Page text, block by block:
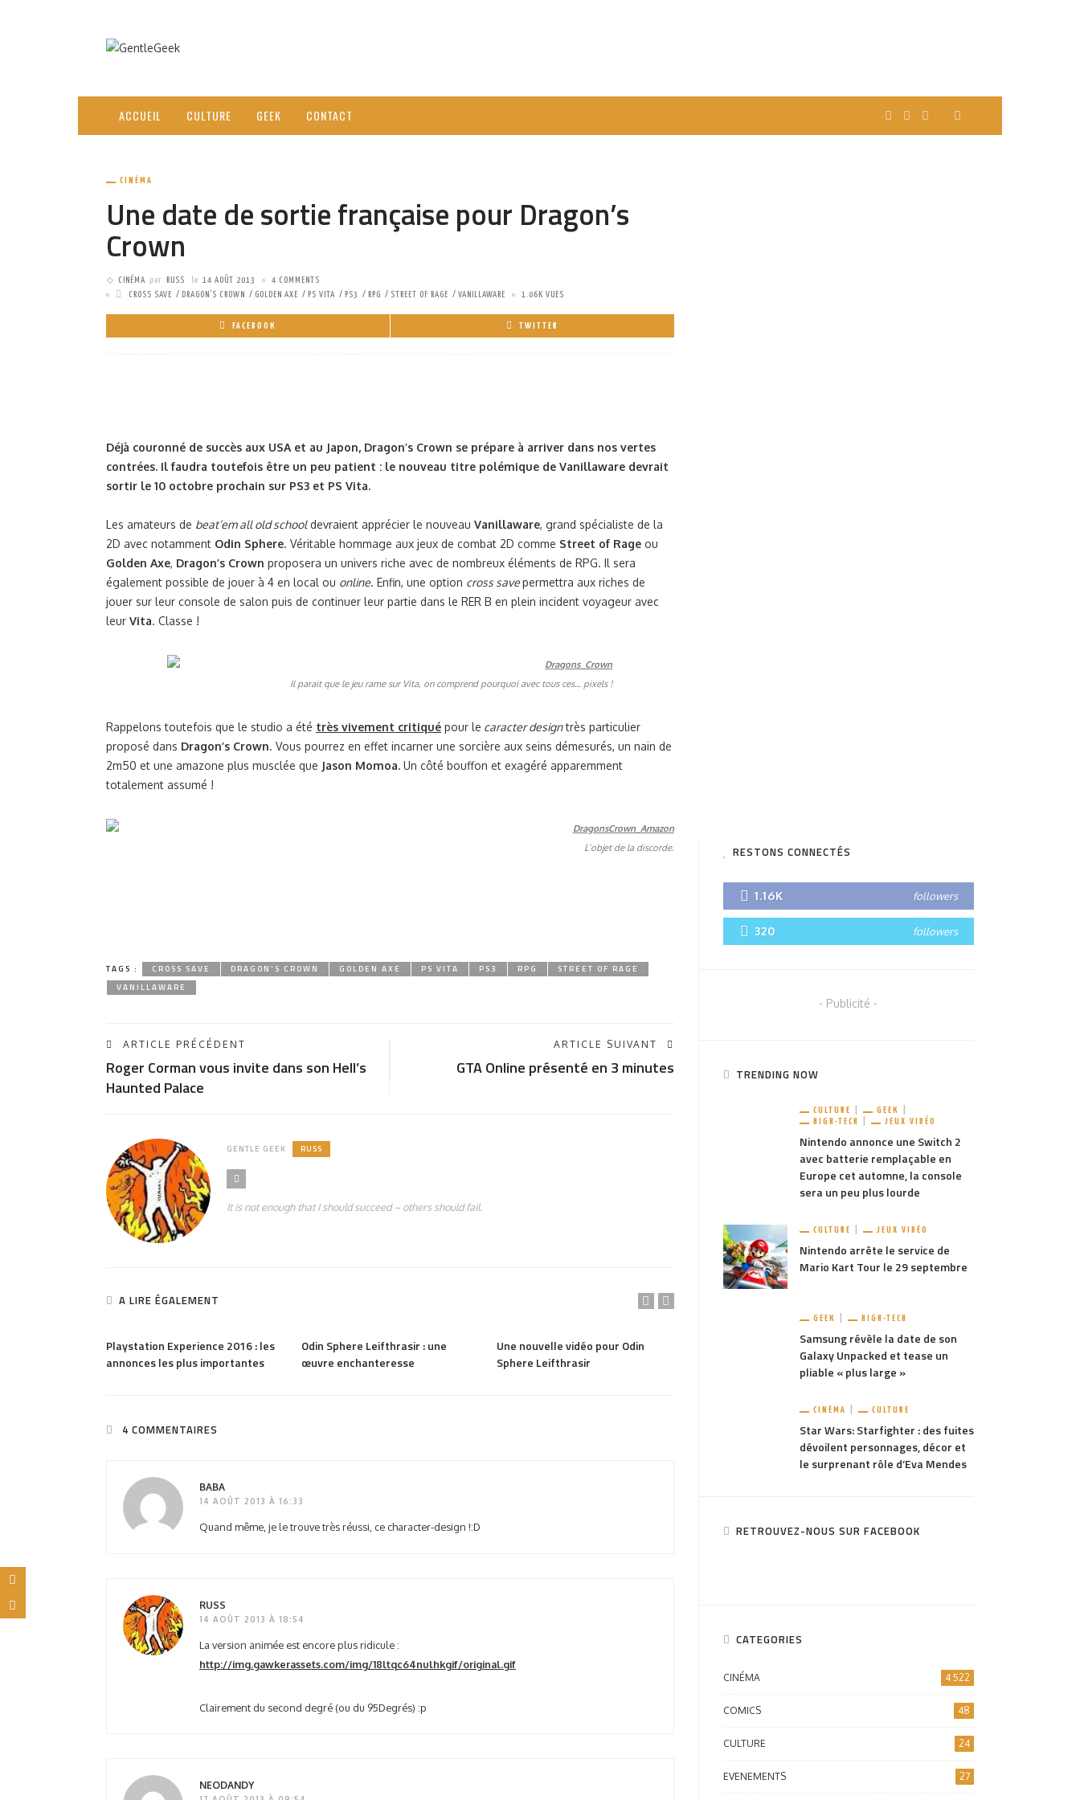
ACCUEIL CULTURE GEEK CONTACT
CINÉMA
Une date de sortie française pour Dragon’s
Crown
CINÉMA par RUSS le 14 AOÛT 2013
4 COMMENTS
CROSS SAVE
DRAGON'S CROWN GOLDEN AXE PS VITA PS3 RPG STREET OF RAGE VANILLAWARE 1.06K VUES
FACEBOOK TWITTER
Déjà couronné de succès aux USA et au Japon, Dragon’s Crown se prépare à arriver dans nos vertes
contrées. Il faudra toutefois être un peu patient : le nouveau titre polémique de Vanillaware devrait
sortir le 10 octobre prochain sur PS3 et PS Vita.
Les amateurs de beat’em all old schooldevraient apprécier le nouveau Vanillaware, grand spécialiste de la
2D avec notamment Odin Sphere. Véritable hommage aux jeux de combat 2D comme Street of Rage ou
Golden Axe, Dragon’s Crown proposera un univers riche avec de nombreux éléments de RPG. Il sera
également possible de jouer à 4 en local ou online. Enfin, une option cross savepermettra aux riches de
jouer sur leur console de salon puis de continuer leur partie dans le RER B en plein incident voyageur avec
leur Vita. Classe !
Il parait que le jeu rame sur Vita, on comprend pourquoi avec tous ces… pixels !
Rappelons toutefois que le studio a été très vivement critiqué pour le caracter designtrès particulier
proposé dans Dragon’s Crown. Vous pourrez en effet incarner une sorcière aux seins démesurés, un nain de
2m50 et une amazone plus musclée que Jason Momoa. Un côté bouffon et exagéré apparemment
totalement assumé !
L’objet de la discorde.
TAGS : CROSS SAVE DRAGON'S CROWN GOLDEN AXE PS VITA PS3 RPG
STREET OF RAGE
VANILLAWARE
ARTICLE PRÉCÉDENT
Roger Corman vous invite dans son Hell’s
Haunted Palace
ARTICLE SUIVANT
GTA Online présenté en 3 minutes
GENTLE GEEK RUSS
It is not enough that I should succeed – others should fail.
A LIRE ÉGALEMENT
Playstation Experience 2016 : les
annonces les plus importantes
Odin Sphere Leifthrasir : une
œuvre enchanteresse
Une nouvelle vidéo pour Odin
Sphere Leifthrasir
822
Deux nouveaux trailers pour Odin
PARTAGER
Un remake HD d’Odin Sphere
sortira en juin
4 COMMENTAIRES
BABA
14 AOÛT 2013 À 16:33
Quand même, je le trouve très réussi, ce character-design !:D
RUSS
14 AOÛT 2013 À 18:54
La version animée est encore plus ridicule :
http://img.gawkerassets.com/img/18ltqc64nulhkgif/original.gif
Clairement du second degré (ou du 95Degrés) :p
NEODANDY
RESTONS CONNECTÉS
1.16K followers
320 followers
- Publicité -
TRENDING NOW
CULTURE
GEEK
HIGH-TECH
JEUX VIDÉO
Nintendo annonce une Switch 2
avec batterie remplaçable en
Europe cet automne, la console
sera un peu plus lourde
CULTURE JEUX VIDÉO
Nintendo arrête le service de
Mario Kart Tour le 29 septembre
GEEK HIGH-TECH
Samsung révèle la date de son
Galaxy Unpacked et tease un
pliable « plus large »
CINÉMA CULTURE
Star Wars: Starfighter : des fuites
dévoilent personnages, décor et
le surprenant rôle d’Eva Mendes
RETROUVEZ-NOUS SUR FACEBOOK
CATEGORIES
CINÉMA 4 522
COMICS 48
CULTURE 24
EVENEMENTS 27